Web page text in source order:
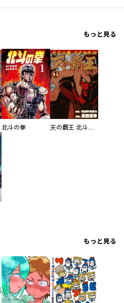
もっと見る
北斗の拳 天の覇王 北斗の拳 ラオウ外伝
もっと見る